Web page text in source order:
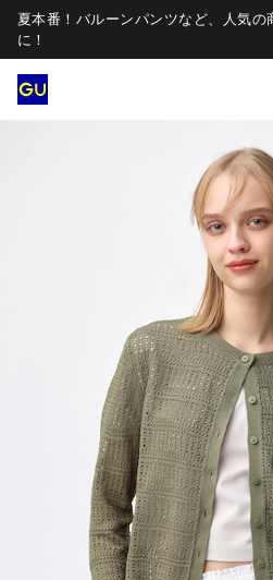
夏本番！バルーンパンツなど、人気の
に！